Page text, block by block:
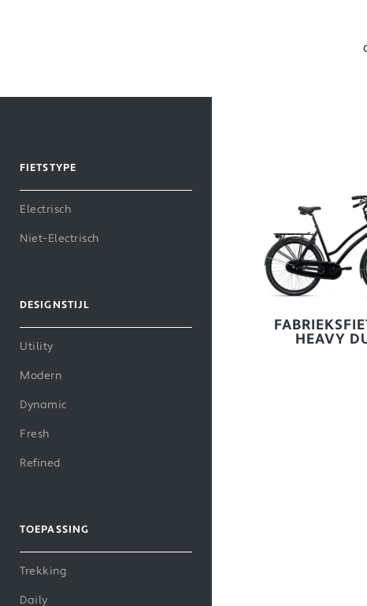
FIETSTYPE
Electrisch
Niet-Electrisch
DESIGNSTIJL
Utility
Modern
Dynamic
Fresh
Refined
TOEPASSING
Trekking
Daily
HEAVY